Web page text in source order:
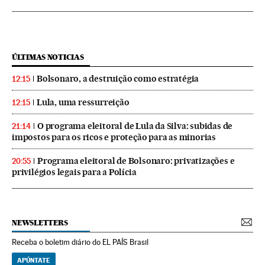
ÚLTIMAS NOTICIAS
12:15 Bolsonaro, a destruição como estratégia
12:15 Lula, uma ressurreição
21:14
O programa eleitoral de Lula da Silva: subidas de
impostos para os ricos e proteção para as minorias
20:55
Programa eleitoral de Bolsonaro: privatizações e
privilégios legais para a Polícia
NEWSLETTERS
Receba o boletim diário do EL PAÍS Brasil
APÚNTATE